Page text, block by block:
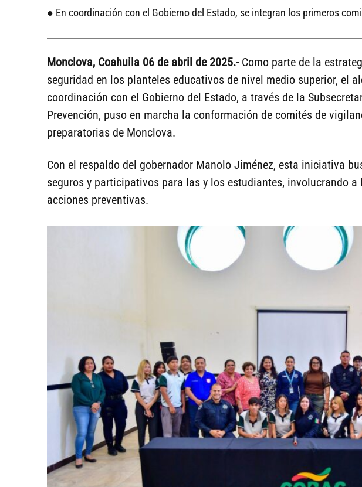
● En coordinación con el Gobierno del Estado, se integran los primeros
Monclova, Coahuila 06 de abril de 2025.- Como parte de la
seguridad en los planteles educativos de nivel medio superior, el
coordinación con el Gobierno del Estado, a través de la
Prevención, puso en marcha la conformación de comités de
preparatorias de Monclova.
Con el respaldo del gobernador Manolo Jiménez, esta iniciativa
seguros y participativos para las y los estudiantes, involucrando a
acciones preventivas.